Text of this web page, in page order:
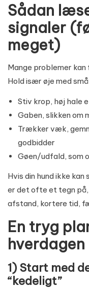
Sådan
signaler
meget)
Mange problemer
Hold især øje med
Stiv krop, høj hale
Gaben, slikken om
Trækker væk,
godbidder
Gøen/udfald, som
Hvis din hund ikke
er det ofte et tegn
afstand, kortere tid,
En tryg
hverdagen
1) Start med
“kedeligt”